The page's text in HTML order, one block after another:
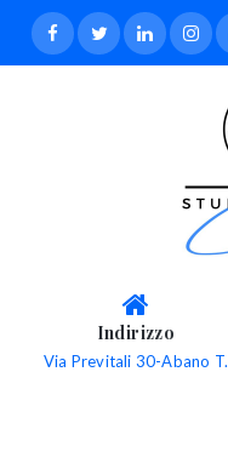
Indirizzo
Via Previtali 30-Abano T.